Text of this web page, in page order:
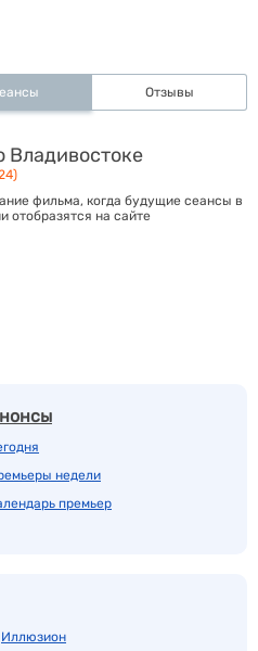
Отзывы
Владивостоке
фильма, когда будущие сеансы в
отобразятся на сайте
недели
премьер
Иллюзион